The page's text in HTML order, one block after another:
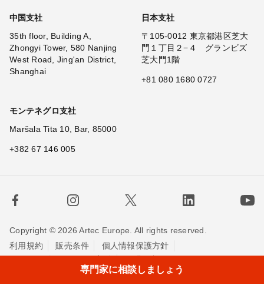
中国支社
35th floor, Building A,
Zhongyi Tower, 580 Nanjing
West Road, Jing'an District,
Shanghai
日本支社
〒105-0012 東京都港区芝大
門１丁目２−４ グランビズ
芝大門1階
+81 080 1680 0727
モンテネグロ支社
Maršala Tita 10, Bar, 85000
+382 67 146 005
Copyright © 2026 Artec Europe. All rights reserved.
利用規約
販売条件
個人情報保護方針
専門家に相談しましょう